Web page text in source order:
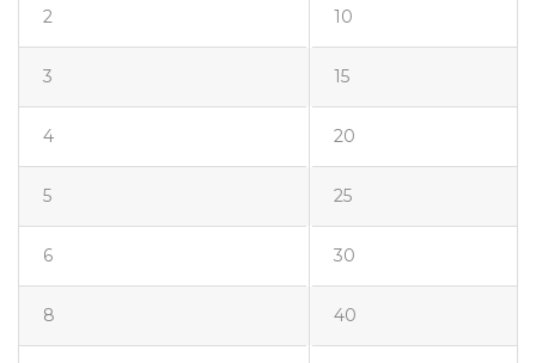
2 10
3 15
4 20
5 25
6 30
8 40